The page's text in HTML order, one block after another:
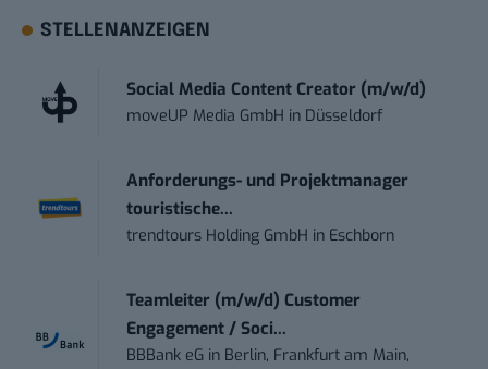
STELLENANZEIGEN
Social Media Content Creator (m/w/d)
moveUP Media GmbH in Düsseldorf
Anforderungs- und Projektmanager
touristische...
trendtours Holding GmbH in Eschborn
Teamleiter (m/w/d) Customer
Engagement / Soci...
BBBank eG in Berlin, Frankfurt am Main,